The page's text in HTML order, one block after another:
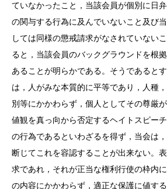
ていなかったこと，当該会員が個別に日
の関与する行為に及んでいないこと及び
しては同様の懲戒請求がなされていない
ると，当該会員のバックグラウンドを根
あることが明らかである。そうであると
は，人がみな本質的に平等であり，人種
別等にかかわらず，個人としてその尊厳
値観を真っ向から否定するヘイトスピー
の行為であるといわざるを得ず，当会は
断じてこれを容認することが出来ない。
求であれ，それが正当な権利行使の枠内
の内容にかかわらず，適正な保護に値す